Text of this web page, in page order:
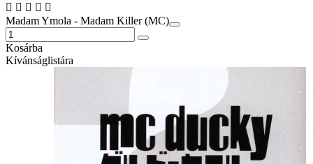
Madam Ymola - Madam Killer (MC)
Kosárba
Kívánságlistára